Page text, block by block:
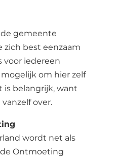
gemeente
zich best eenzaam
voor iedereen
om hier zelf
is belangrijk, want
over.
wordt net als
de Ontmoeting